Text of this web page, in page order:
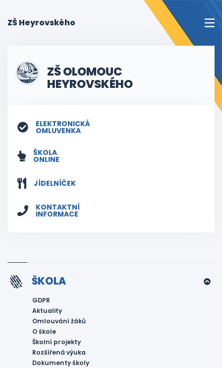
ZŠ Heyrovského
ZŠ OLOMOUC
HEYROVSKÉHO
ELEKTRONICKÁ
OMLUVENKA
ŠKOLA
ONLINE
JÍDELNÍČEK
KONTAKTNÍ
INFORMACE
ŠKOLA
GDPR
Aktuality
Omlouvání žáků
O škole
Školní projekty
Rozšířená výuka
Dokumenty školy